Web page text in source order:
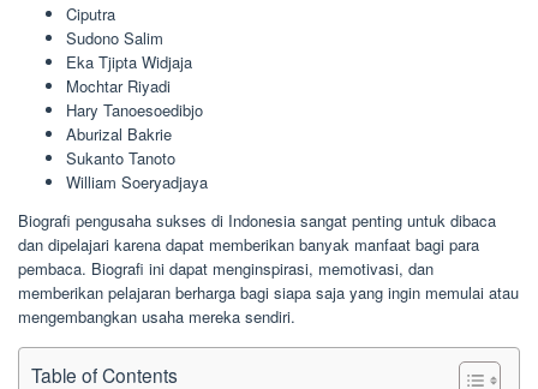
Ciputra
Sudono Salim
Eka Tjipta Widjaja
Mochtar Riyadi
Hary Tanoesoedibjo
Aburizal Bakrie
Sukanto Tanoto
William Soeryadjaya
Biografi pengusaha sukses di Indonesia sangat penting untuk dibaca
dan dipelajari karena dapat memberikan banyak manfaat bagi para
pembaca. Biografi ini dapat menginspirasi, memotivasi, dan
memberikan pelajaran berharga bagi siapa saja yang ingin memulai atau
mengembangkan usaha mereka sendiri.
Table of Contents